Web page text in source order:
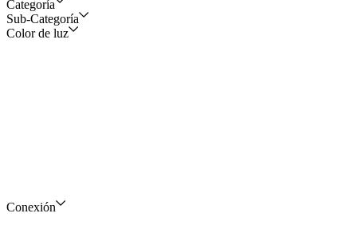
Iluminación y control
Categoría
Alumbrado público
Sub-Categoría
Color de luz
Conexión